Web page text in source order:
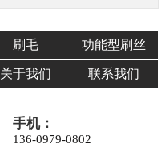
刷毛 功能型刷丝
关于我们 联系我们
手机：
136-0979-0802